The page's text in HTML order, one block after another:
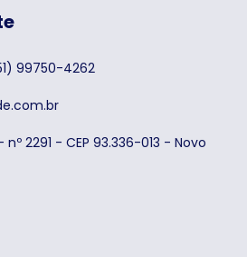
99750-4262
2291 - CEP 93.336-013 - Novo